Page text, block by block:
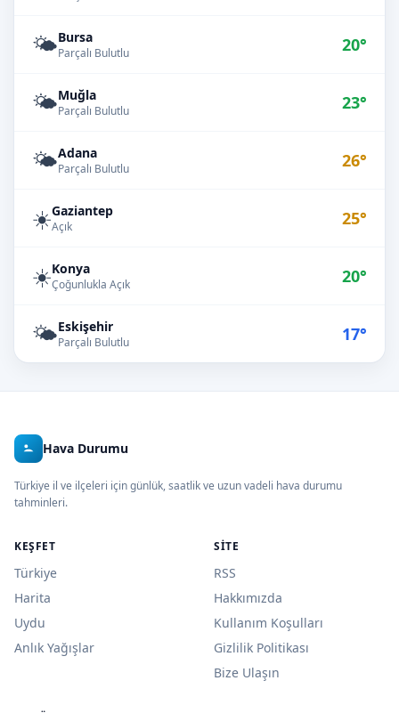
🌤️Bursa
Parçalı Bulutlu 20°
🌤️Muğla
Parçalı Bulutlu 23°
🌤️Adana
Parçalı Bulutlu 26°
☀️Gaziantep
Açık 25°
☀️Konya
Çoğunlukla Açık 20°
🌤️Eskişehir
Parçalı Bulutlu 17°
Hava Durumu
Türkiye il ve ilçeleri için günlük, saatlik ve uzun vadeli hava durumu
tahminleri.
KEŞFET
Türkiye
Harita
Uydu
Anlık Yağışlar
SITE
RSS
Hakkımızda
Kullanım Koşulları
Gizlilik Politikası
Bize Ulaşın